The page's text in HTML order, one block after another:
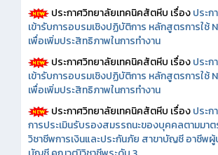
ประกาศวิทยาลัยเทคนิคสัตหีบ เรื่องประ
เข้ารับการอบรมเชิงปฏิบัติการ หลักสูตรการใช้
เพื่อเพิ่มประสิทธิภาพในการทำงาน
ประกาศวิทยาลัยเทคนิคสัตหีบ เรื่องประ
เข้ารับการอบรมเชิงปฏิบัติการ หลักสูตรการใช้
เพื่อเพิ่มประสิทธิภาพในการทำงาน
ประกาศวิทยาลัยเทคนิคสัตหีบ เรื่องประก
การประเมินรับรองสมรรถนะของบุคคลตามมา
วิชาชีพการเงินและประกันภัย สาขาบัญชี อาชีพ